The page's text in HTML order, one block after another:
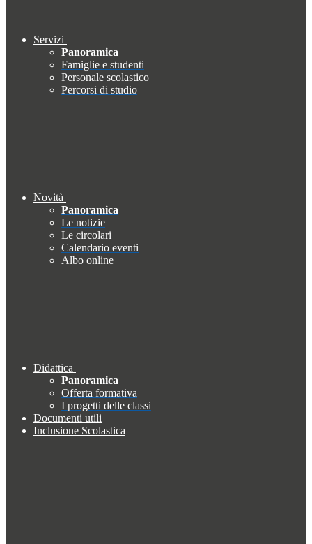
Servizi
Panoramica
Famiglie e studenti
Personale scolastico
Percorsi di studio
Novità
Panoramica
Le notizie
Le circolari
Calendario eventi
Albo online
Didattica
Panoramica
Offerta formativa
I progetti delle classi
Documenti utili
Inclusione Scolastica